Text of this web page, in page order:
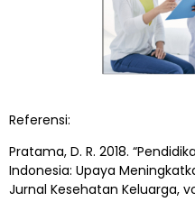
Referensi:
Pratama, D. R. 2018.
Indonesia: Upaya
Jurnal Kesehatan Keluarga,